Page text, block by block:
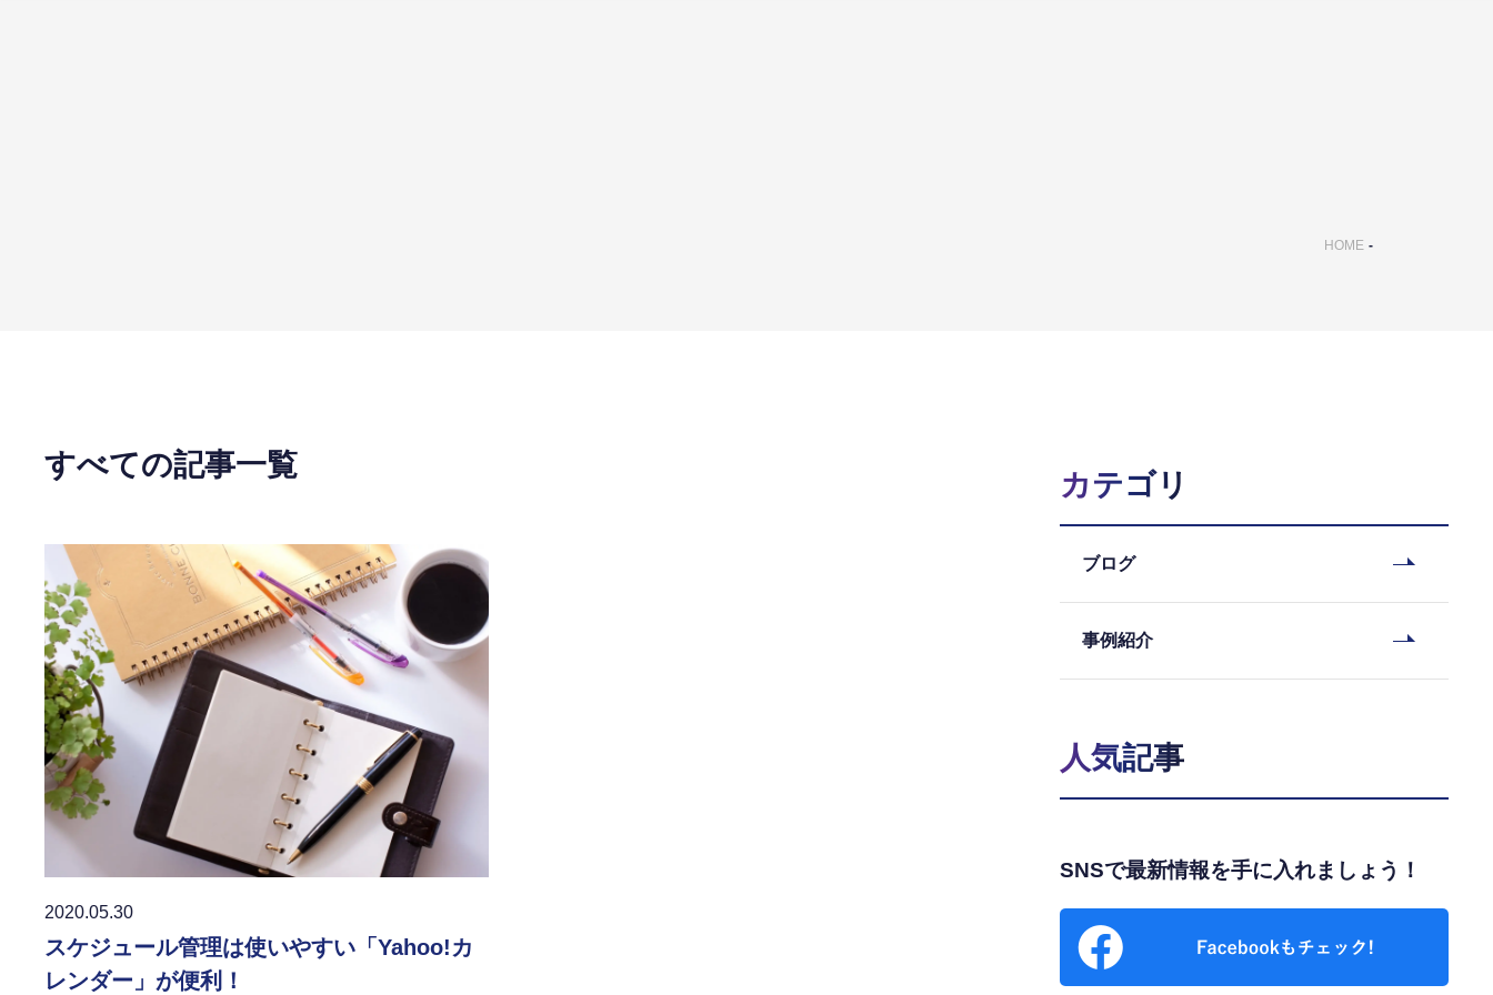
HOME
すべての記事一覧
2020.05.30
スケジュール管理は使いやすい「Yahoo!カ
レンダー」が便利！
カテゴリ
ブログ
事例紹介
人気記事
SNSで最新情報を手に入れましょう！